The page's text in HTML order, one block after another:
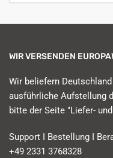
Mail
WIR VERSENDEN
Wir beliefern
ausführliche Aufstellung
bitte der Seite "Liefer-
Support I Bestellung I
+49 2331 3768328